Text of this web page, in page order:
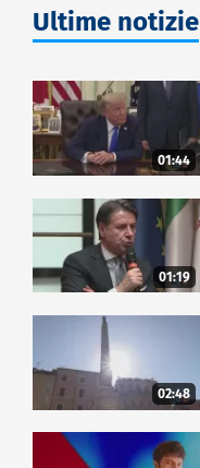
Ultime notizie
01:44
01:19
02:48